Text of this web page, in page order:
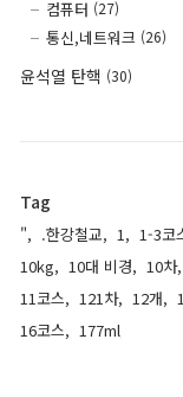
컴퓨터 (27)
통신,네트워크 (26)
윤석열 탄핵 (30)
Tag
", .한강철교, 1, 1-3코
10kg, 10대 비경, 10차,
11코스, 121차, 12개,
16코스, 177ml,